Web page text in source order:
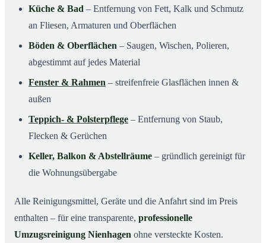
Küche & Bad – Entfernung von Fett, Kalk und Schmutz
an Fliesen, Armaturen und Oberflächen
Böden & Oberflächen – Saugen, Wischen, Polieren,
abgestimmt auf jedes Material
Fenster & Rahmen – streifenfreie Glasflächen innen &
außen
Teppich- & Polsterpflege – Entfernung von Staub,
Flecken & Gerüchen
Keller, Balkon & Abstellräume – gründlich gereinigt für
die Wohnungsübergabe
Alle Reinigungsmittel, Geräte und die Anfahrt sind im Preis
enthalten – für eine transparente, professionelle
Umzugsreinigung Nienhagen ohne versteckte Kosten.